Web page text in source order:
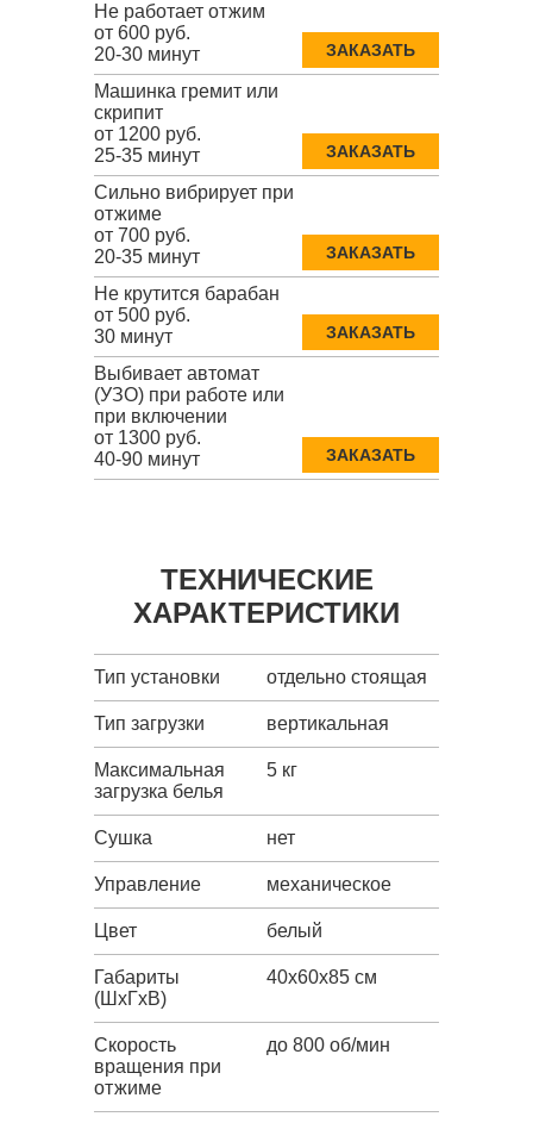
Не работает отжим
от 600 руб.
20-30 минут
ЗАКАЗАТЬ
Машинка гремит или
скрипит
от 1200 руб.
25-35 минут
ЗАКАЗАТЬ
Сильно вибрирует при
отжиме
от 700 руб.
20-35 минут
ЗАКАЗАТЬ
Не крутится барабан
от 500 руб.
30 минут
ЗАКАЗАТЬ
Выбивает автомат
(УЗО) при работе или
при включении
от 1300 руб.
40-90 минут
ЗАКАЗАТЬ
ТЕХНИЧЕСКИЕ
ХАРАКТЕРИСТИКИ
Тип установки отдельно стоящая
Тип загрузки вертикальная
Максимальная
загрузка белья
5 кг
Сушка нет
Управление механическое
Цвет белый
Габариты
(ШxГxВ)
40x60x85 см
Скорость
вращения при
отжиме
до 800 об/мин